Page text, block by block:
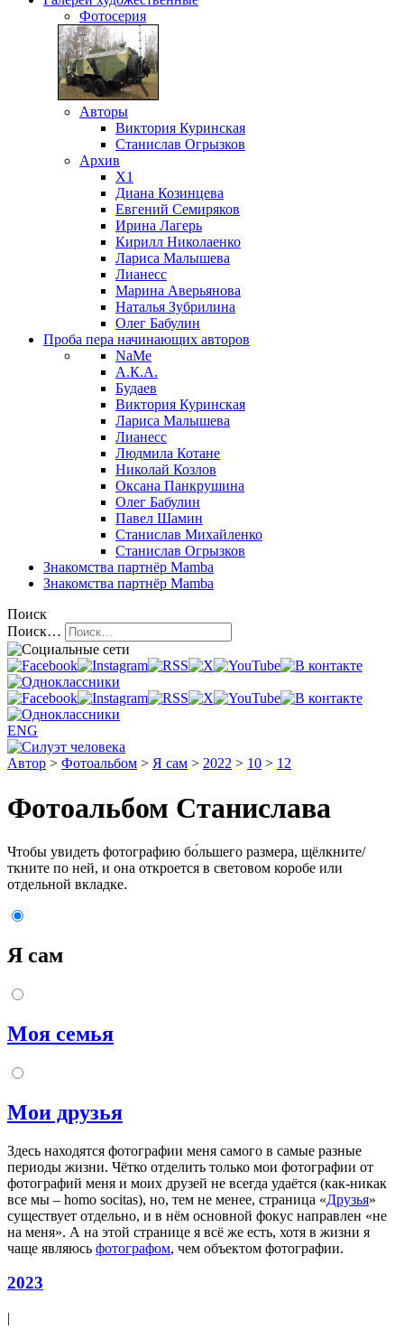
Фотосерия
Авторы
Виктория Куринская
Станислав Огрызков
Архив
X1
Диана Козинцева
Евгений Семиряков
Ирина Лагерь
Кирилл Николаенко
Лариса Малышева
Лианесс
Марина Аверьянова
Наталья Зубрилина
Олег Бабулин
Проба пера начинающих авторов
NaMe
А.К.А.
Будаев
Виктория Куринская
Лариса Малышева
Лианесс
Людмила Котане
Николай Козлов
Оксана Панкрушина
Олег Бабулин
Павел Шамин
Станислав Михайленко
Станислав Огрызков
Знакомства партнёр Mamba
Знакомства партнёр Mamba
Поиск
Поиск…
ENG
Автор > Фотоальбом > Я сам > 2022 > 10 > 12
Фотоальбом Станислава
Чтобы увидеть фотографию бо́льшего размера, щёлкните/
ткните по ней, и она откроется в световом коробе или
отдельной вкладке.
Я сам
Моя семья
Мои друзья
Здесь находятся фотографии меня самого в самые разные
периоды жизни. Чётко отделить только мои фотографии от
фотографий меня и моих друзей не всегда удаётся (как-никак
все мы – homo socitas), но, тем не менее, страница «Друзья»
существует отдельно, и в нём основной фокус направлен «не
на меня». А на этой странице я всё же есть, хотя в жизни я
чаще являюсь фотографом, чем объектом фотографии.
2023
|